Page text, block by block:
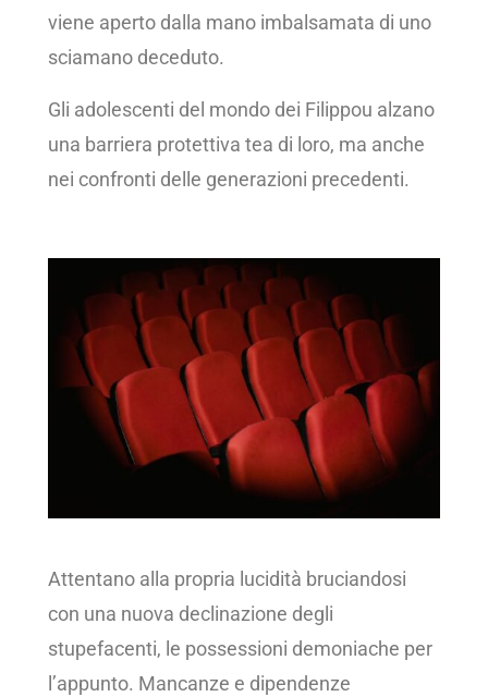
viene aperto dalla mano imbalsamata di uno
sciamano deceduto.
Gli adolescenti del mondo dei Filippou alzano
una barriera protettiva tea di loro, ma anche
nei confronti delle generazioni precedenti.
Attentano alla propria lucidità bruciandosi
con una nuova declinazione degli
stupefacenti, le possessioni demoniache per
l’appunto. Mancanze e dipendenze